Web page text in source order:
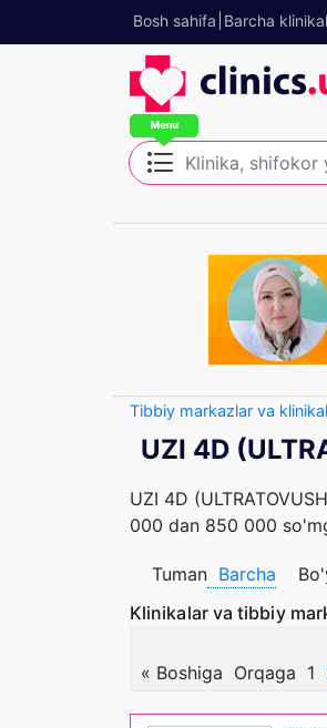
Bosh sahifa Barcha
Tibbiy markazlar va
UZI 4D
UZI 4D
000 dan 850 000
Tuman Barcha
Klinikalar va tibbiy
« Boshiga Orqaga 1